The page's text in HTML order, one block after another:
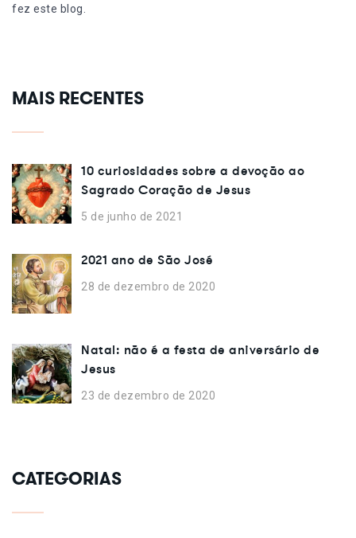
fez este blog.
MAIS RECENTES
10 curiosidades sobre a devoção ao
Sagrado Coração de Jesus
5 de junho de 2021
2021 ano de São José
28 de dezembro de 2020
Natal: não é a festa de aniversário de
Jesus
23 de dezembro de 2020
CATEGORIAS